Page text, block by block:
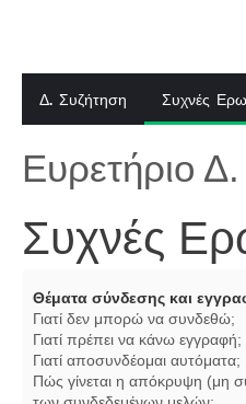
Δ. Συζήτηση Συχνές
Ευρετήριο
Συχνές
Θέματα σύνδεσης και
Γιατί δεν μπορώ να συνδεθώ;
Γιατί πρέπει να κάνω εγγραφή;
Γιατί αποσυνδέομαι αυτόματα;
Πώς γίνεται η απόκρυψη (μη